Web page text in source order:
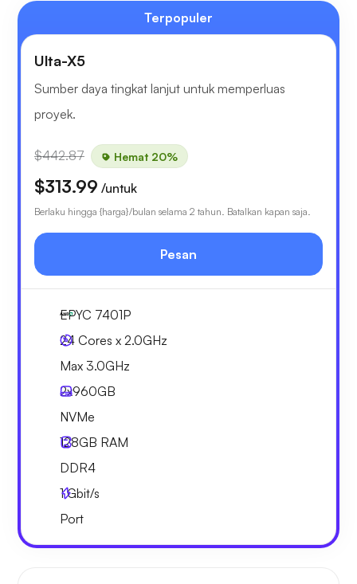
Terpopuler
Ulta-X5
Sumber daya tingkat lanjut untuk memperluas
proyek.
$442.87 Hemat 20%
$313.99 /untuk
Berlaku hingga {harga}/bulan selama 2 tahun. Batalkan kapan saja.
Pesan
EPYC 7401P
24 Cores x 2.0GHz
Max 3.0GHz
2x960GB
NVMe
128GB RAM
DDR4
1Gbit/s
Port